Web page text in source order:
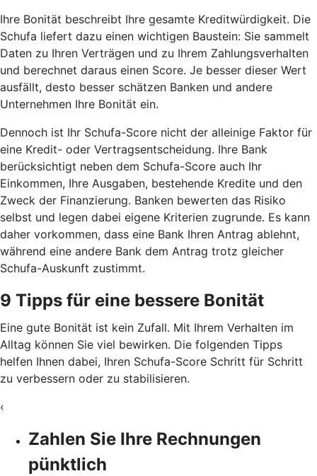
Ihre Bonität beschreibt Ihre gesamte Kreditwürdigkeit. Die
Schufa liefert dazu einen wichtigen Baustein: Sie sammelt
Daten zu Ihren Verträgen und zu Ihrem Zahlungsverhalten
und berechnet daraus einen Score. Je besser dieser Wert
ausfällt, desto besser schätzen Banken und andere
Unternehmen Ihre Bonität ein.
Dennoch ist Ihr Schufa-Score nicht der alleinige Faktor für
eine Kredit- oder Vertragsentscheidung. Ihre Bank
berücksichtigt neben dem Schufa-Score auch Ihr
Einkommen, Ihre Ausgaben, bestehende Kredite und den
Zweck der Finanzierung. Banken bewerten das Risiko
selbst und legen dabei eigene Kriterien zugrunde. Es kann
daher vorkommen, dass eine Bank Ihren Antrag ablehnt,
während eine andere Bank dem Antrag trotz gleicher
Schufa-Auskunft zustimmt.
9 Tipps für eine bessere Bonität
Eine gute Bonität ist kein Zufall. Mit Ihrem Verhalten im
Alltag können Sie viel bewirken. Die folgenden Tipps
helfen Ihnen dabei, Ihren Schufa-Score Schritt für Schritt
zu verbessern oder zu stabilisieren.
‹
Zahlen Sie Ihre Rechnungen
pünktlich